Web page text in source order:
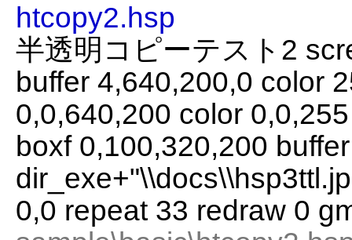
htcopy2.hsp
半透明コピーテスト2
buffer 4,640,200,0 color
0,0,640,200 color
boxf 0,100,320,200
0,0 repeat 33 redraw 0